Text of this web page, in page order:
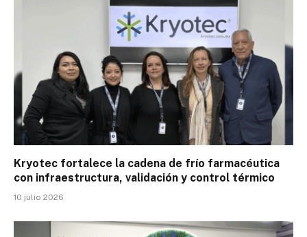
Kryotec fortalece la cadena de frío farmacéutica
con infraestructura, validación y control térmico
10 julio 2026